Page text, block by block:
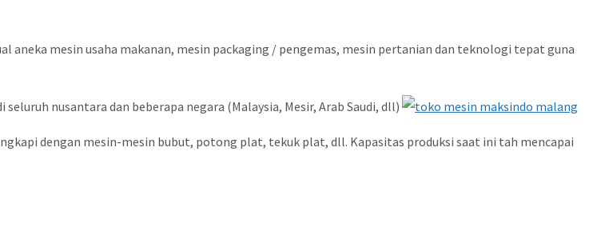
aneka mesin usaha makanan, mesin packaging / pengemas, mesin pertanian dan teknologi tepat guna
nusantara dan beberapa negara (Malaysia, Mesir, Arab Saudi, dll)
dengan mesin-mesin bubut, potong plat, tekuk plat, dll. Kapasitas produksi saat ini tah mencapai